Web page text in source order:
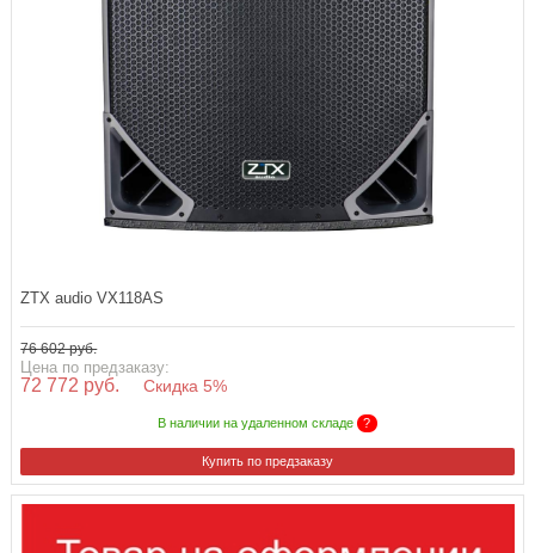
ZTX audio VX118AS
76 602 руб.
Цена по предзаказу:
72 772 руб. Скидка 5%
В наличии на удаленном складе ?
Купить по предзаказу